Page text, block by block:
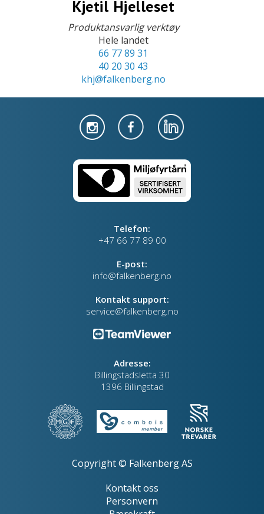
Kjetil Hjelleset
Produktansvarlig verktøy
Hele landet
66 77 89 31
40 20 30 43
khj@falkenberg.no
Telefon:
+47 66 77 89 00
E-post:
info@falkenberg.no
Kontakt support:
service@falkenberg.no
Adresse:
Billingstadsletta 30
1396 Billingstad
Copyright © Falkenberg AS
Kontakt oss
Personvern